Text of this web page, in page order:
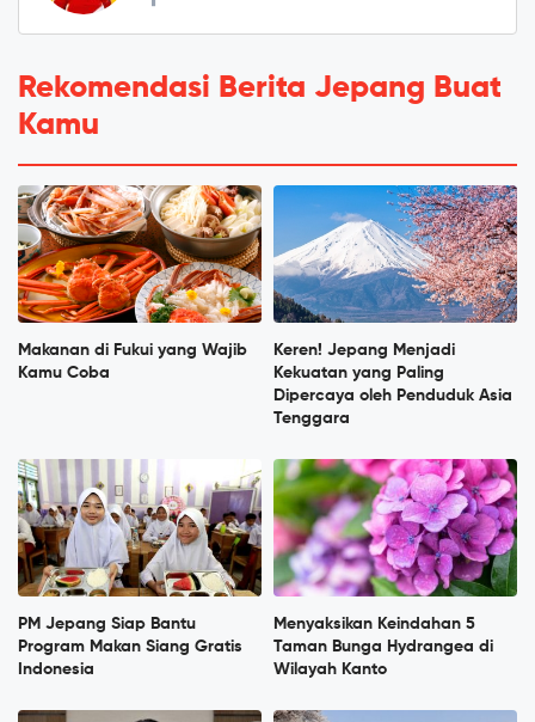
Rekomendasi Berita Jepang Buat
Kamu
Makanan di Fukui yang Wajib
Kamu Coba
Keren! Jepang Menjadi
Kekuatan yang Paling
Dipercaya oleh Penduduk Asia
Tenggara
PM Jepang Siap Bantu
Program Makan Siang Gratis
Indonesia
Menyaksikan Keindahan 5
Taman Bunga Hydrangea di
Wilayah Kanto